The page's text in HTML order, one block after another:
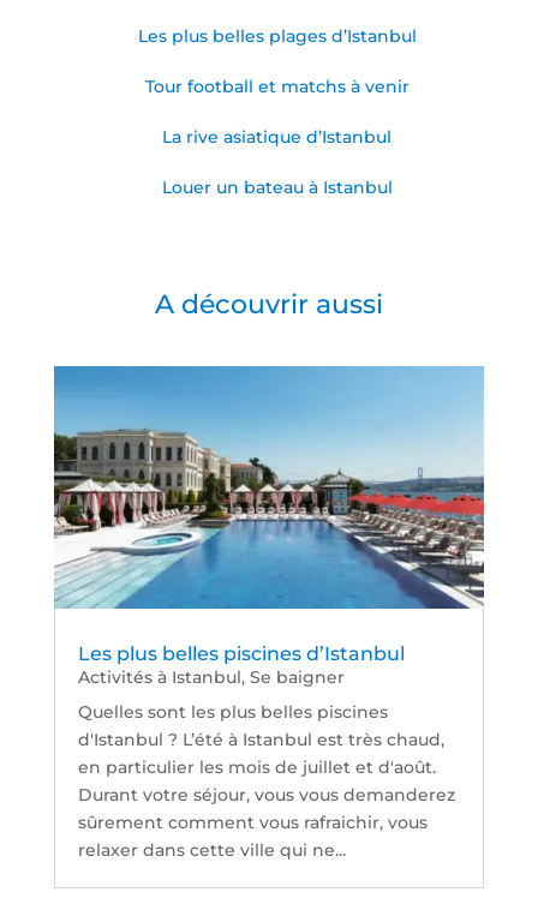
Les plus belles plages d’Istanbul
Tour football et matchs à venir
La rive asiatique d’Istanbul
Louer un bateau à Istanbul
A découvrir aussi
Les plus belles piscines d’Istanbul
Activités à Istanbul, Se baigner
Quelles sont les plus belles piscines
d'Istanbul ? L’été à Istanbul est très chaud,
en particulier les mois de juillet et d'août.
Durant votre séjour, vous vous demanderez
sûrement comment vous rafraichir, vous
relaxer dans cette ville qui ne...